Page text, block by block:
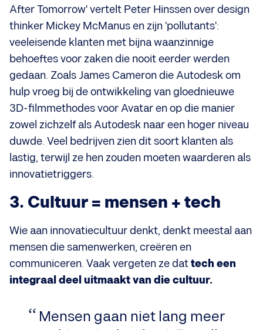
After Tomorrow' vertelt Peter Hinssen over design
thinker Mickey McManus en zijn 'pollutants':
veeleisende klanten met bijna waanzinnige
behoeftes voor zaken die nooit eerder werden
gedaan. Zoals James Cameron die Autodesk om
hulp vroeg bij de ontwikkeling van gloednieuwe
3D-filmmethodes voor Avatar en op die manier
zowel zichzelf als Autodesk naar een hoger niveau
duwde. Veel bedrijven zien dit soort klanten als
lastig, terwijl ze hen zouden moeten waarderen als
innovatietriggers.
3. Cultuur = mensen + tech
Wie aan innovatiecultuur denkt, denkt meestal aan
mensen die samenwerken, creëren en
communiceren. Vaak vergeten ze dattech een
integraal deel uitmaakt van die cultuur.
Mensen gaan niet lang meer